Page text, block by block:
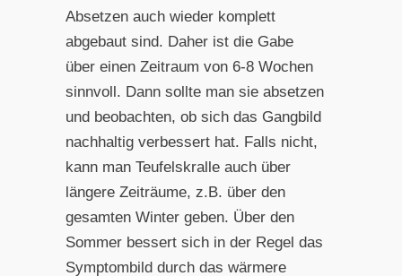
Absetzen auch wieder komplett
abgebaut sind. Daher ist die Gabe
über einen Zeitraum von 6-8 Wochen
sinnvoll. Dann sollte man sie absetzen
und beobachten, ob sich das Gangbild
nachhaltig verbessert hat. Falls nicht,
kann man Teufelskralle auch über
längere Zeiträume, z.B. über den
gesamten Winter geben. Über den
Sommer bessert sich in der Regel das
Symptombild durch das wärmere